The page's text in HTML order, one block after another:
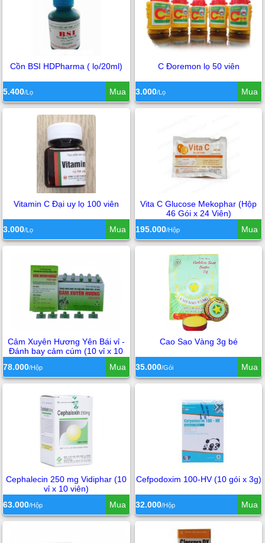
Cồn BSI HDPharma ( lọ/20ml)
5.400/Lọ Mua
C Đoremon lọ 50 viên
3.000/Lọ Mua
Vitamin C Đại uy lọ 100 viên
3.000/Lọ Mua
Vita C Glucose Mekophar (Hộp
46 Gói x 24 Viên)
195.000/Hộp Mua
Cảm Xuyên Hương Yên Bái vỉ -
Đánh bay cảm cúm (10 vỉ x 10
78.000/Hộp Mua
Cao Sao Vàng 3g bé
35.000/Gói Mua
Cephalecin 250 mg Vidiphar (10
vỉ x 10 viên)
63.000/Hộp Mua
Cefpodoxim 100-HV (10 gói x 3g)
32.000/Hộp Mua